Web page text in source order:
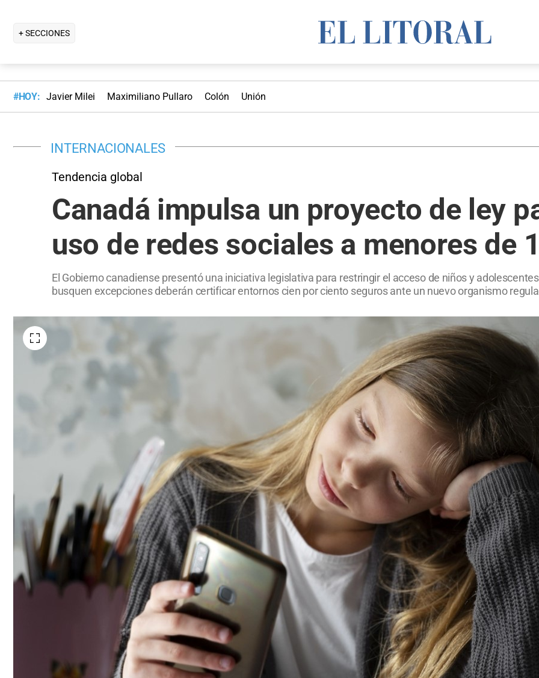
+ SECCIONES
#HOY: Javier Milei Maximiliano Pullaro Colón Unión
INTERNACIONALES
Tendencia global
Canadá impulsa un proyecto de ley
uso de redes sociales a menores de
El Gobierno canadiense presentó una iniciativa legislativa para restringir el acceso de niños y
busquen excepciones deberán certificar entornos cien por ciento seguros ante un nuevo organismo